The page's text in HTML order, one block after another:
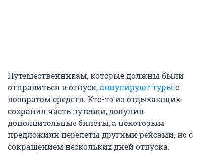
Путешественникам, которые должны были
отправиться в отпуск,аннулируют туры с
возвратом средств. Кто-то из отдыхающих
сохранил часть путевки, докупив
дополнительные билеты, а некоторым
предложили перелеты другими рейсами, но с
сокращением нескольких дней отпуска.